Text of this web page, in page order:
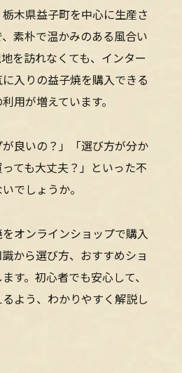
木県益子町を中心に生産さ
素朴で温かみのある風合い
を訪れなくても、インター
入りの益子焼を購入できる
用が増えています。
良いの？」「選び方が分か
ても大丈夫？」といった不
でしょうか。
オンラインショップで購入
から選び方、おすすめショ
す。初心者でも安心して、
よう、わかりやすく解説し